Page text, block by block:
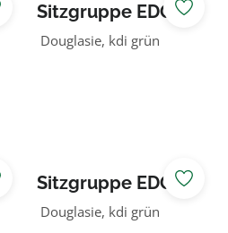
Sitzgruppe EDGE
BANK ohne
Douglasie, kdi grün
Sitzgruppe EDGE
TISCH
Douglasie, kdi grün